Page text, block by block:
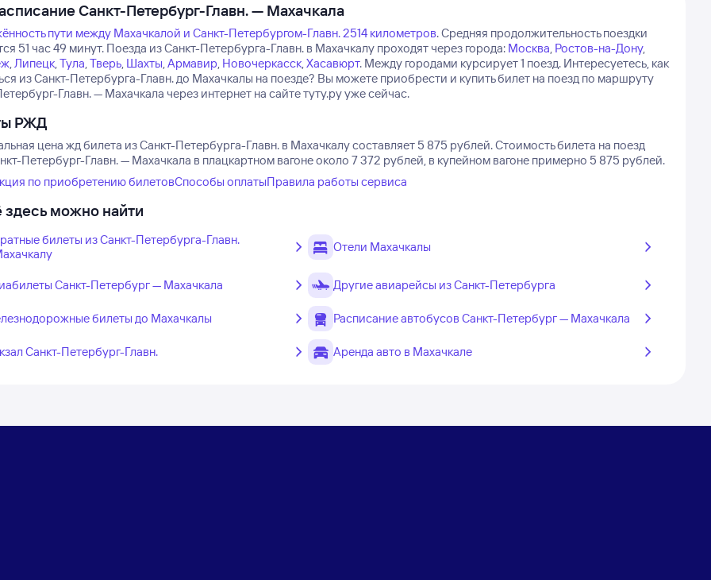
Санкт-Петербург-Главн. — Махачкала
пути между Махачкалой и Санкт-Петербургом-Главн. 2514 километров.Средняя продолжительность поездки
51 час 49 минут. Поезда из Санкт-Петербурга-Главн. в Махачкалу проходят через города: Москва, Ростов-на-Дону,
,Липецк,Тула,Тверь, Шахты,Армавир, Новочеркасск,Хасавюрт. Между городами курсирует 1 поезд. Интересуетесь, как
из Санкт-Петербурга-Главн. до Махачкалы на поезде? Вы можете приобрести и купить билет на поезд по маршруту
Главн. — Махачкала через интернет на сайте туту.ру уже сейчас.
РЖД
цена жд билета из Санкт-Петербурга-Главн. в Махачкалу составляет 5 875 рублей.Стоимость билета на поезд
Петербург-Главн. — Махачкала в плацкартном вагоне около 7 372 рублей, в купейном вагоне примерно 5 875 рублей.
по приобретению билетовСпособы оплатыПравила работы сервиса
можно найти
билеты из Санкт-Петербурга-Главн.
Отели Махачкалы
Санкт-Петербург — Махачкала Другие авиарейсы из Санкт-Петербурга
билеты до Махачкалы Расписание автобусов Санкт-Петербург — Махачкала
Санкт-Петербург-Главн. Аренда авто в Махачкале